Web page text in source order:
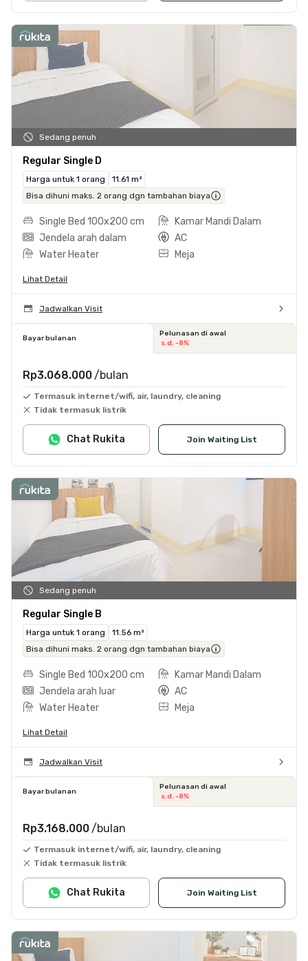
Sedang penuh
Regular Single D
Harga untuk 1 orang
11.61 m²
Bisa dihuni maks. 2 orang dgn tambahan biaya
Single Bed 100x200 cm
Kamar Mandi Dalam
Jendela arah dalam
AC
Water Heater
Meja
Lihat Detail
Jadwalkan Visit
Bayar bulanan
Pelunasan di awal
s.d. -8%
Rp3.068.000 /bulan
Termasuk internet/wifi, air, laundry, cleaning
Tidak termasuk listrik
Join Waiting List
Chat Rukita
Sedang penuh
Regular Single B
Harga untuk 1 orang
11.56 m²
Bisa dihuni maks. 2 orang dgn tambahan biaya
Single Bed 100x200 cm
Kamar Mandi Dalam
Jendela arah luar
AC
Water Heater
Meja
Lihat Detail
Jadwalkan Visit
Bayar bulanan
Pelunasan di awal
s.d. -8%
Rp3.168.000 /bulan
Termasuk internet/wifi, air, laundry, cleaning
Tidak termasuk listrik
Join Waiting List
Chat Rukita